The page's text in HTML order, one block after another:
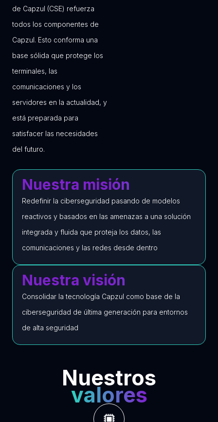
de Capzul (CSE) refuerza
todos los componentes de
Capzul. Esto conforma una
base sólida que protege los
terminales, las
comunicaciones y los
servidores en la actualidad, y
está preparada para
satisfacer las necesidades
del futuro.
Nuestra misión
Redefinir la ciberseguridad pasando de modelos
reactivos y basados en las amenazas a una solución
integrada y fluida que proteja los datos, las
comunicaciones y las redes desde dentro
Nuestra visión
Consolidar la tecnología Capzul como base de la
ciberseguridad de última generación para entornos
de alta seguridad
Nuestros
valores